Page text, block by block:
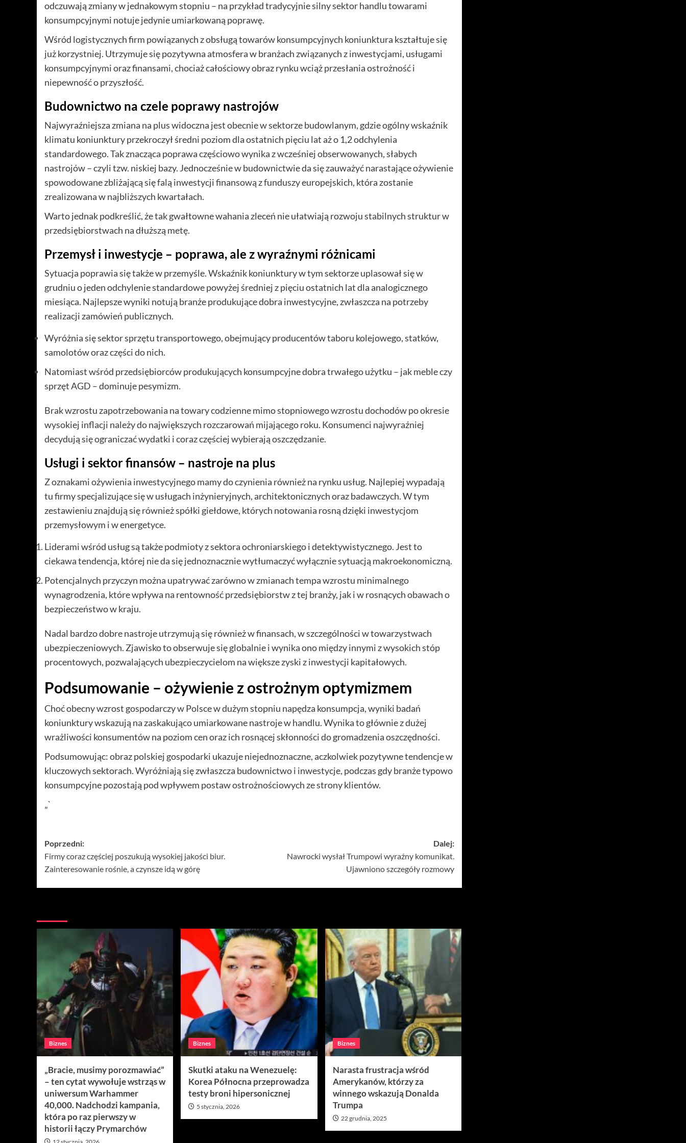
odczuwają zmiany w jednakowym stopniu – na przykład tradycyjnie silny sektor handlu towarami
konsumpcyjnymi notuje jedynie umiarkowaną poprawę.
Wśród logistycznych firm powiązanych z obsługą towarów konsumpcyjnych koniunktura kształtuje się
już korzystniej. Utrzymuje się pozytywna atmosfera w branżach związanych z inwestycjami, usługami
konsumpcyjnymi oraz finansami, chociaż całościowy obraz rynku wciąż przesłania ostrożność i
niepewność o przyszłość.
Budownictwo na czele poprawy nastrojów
Najwyraźniejsza zmiana na plus widoczna jest obecnie w sektorze budowlanym, gdzie ogólny wskaźnik
klimatu koniunktury przekroczył średni poziom dla ostatnich pięciu lat aż o 1,2 odchylenia
standardowego. Tak znacząca poprawa częściowo wynika z wcześniej obserwowanych, słabych
nastrojów – czyli tzw. niskiej bazy. Jednocześnie w budownictwie da się zauważyć narastające ożywienie
spowodowane zbliżającą się falą inwestycji finansową z funduszy europejskich, która zostanie
zrealizowana w najbliższych kwartałach.
Warto jednak podkreślić, że tak gwałtowne wahania zleceń nie ułatwiają rozwoju stabilnych struktur w
przedsiębiorstwach na dłuższą metę.
Przemysł i inwestycje – poprawa, ale z wyraźnymi różnicami
Sytuacja poprawia się także w przemyśle. Wskaźnik koniunktury w tym sektorze uplasował się w
grudniu o jeden odchylenie standardowe powyżej średniej z pięciu ostatnich lat dla analogicznego
miesiąca. Najlepsze wyniki notują branże produkujące dobra inwestycyjne, zwłaszcza na potrzeby
realizacji zamówień publicznych.
Wyróżnia się sektor sprzętu transportowego, obejmujący producentów taboru kolejowego, statków,
samolotów oraz części do nich.
Natomiast wśród przedsiębiorców produkujących konsumpcyjne dobra trwałego użytku – jak meble czy
sprzęt AGD – dominuje pesymizm.
Brak wzrostu zapotrzebowania na towary codzienne mimo stopniowego wzrostu dochodów po okresie
wysokiej inflacji należy do największych rozczarowań mijającego roku. Konsumenci najwyraźniej
decydują się ograniczać wydatki i coraz częściej wybierają oszczędzanie.
Usługi i sektor finansów – nastroje na plus
Z oznakami ożywienia inwestycyjnego mamy do czynienia również na rynku usług. Najlepiej wypadają
tu firmy specjalizujące się w usługach inżynieryjnych, architektonicznych oraz badawczych. W tym
zestawieniu znajdują się również spółki giełdowe, których notowania rosną dzięki inwestycjom
przemysłowym i w energetyce.
Liderami wśród usług są także podmioty z sektora ochroniarskiego i detektywistycznego. Jest to
ciekawa tendencja, której nie da się jednoznacznie wytłumaczyć wyłącznie sytuacją makroekonomiczną.
Potencjalnych przyczyn można upatrywać zarówno w zmianach tempa wzrostu minimalnego
wynagrodzenia, które wpływa na rentowność przedsiębiorstw z tej branży, jak i w rosnących obawach o
bezpieczeństwo w kraju.
Nadal bardzo dobre nastroje utrzymują się również w finansach, w szczególności w towarzystwach
ubezpieczeniowych. Zjawisko to obserwuje się globalnie i wynika ono między innymi z wysokich stóp
procentowych, pozwalających ubezpieczycielom na większe zyski z inwestycji kapitałowych.
Podsumowanie – ożywienie z ostrożnym optymizmem
Choć obecny wzrost gospodarczy w Polsce w dużym stopniu napędza konsumpcja, wyniki badań
koniunktury wskazują na zaskakująco umiarkowane nastroje w handlu. Wynika to głównie z dużej
wrażliwości konsumentów na poziom cen oraz ich rosnącej skłonności do gromadzenia oszczędności.
Podsumowując: obraz polskiej gospodarki ukazuje niejednoznaczne, aczkolwiek pozytywne tendencje w
kluczowych sektorach. Wyróżniają się zwłaszcza budownictwo i inwestycje, podczas gdy branże typowo
konsumpcyjne pozostają pod wpływem postaw ostrożnościowych ze strony klientów.
„`
Zobacz
wpisy
Poprzedni:
Firmy coraz częściej poszukują wysokiej jakości biur.
Zainteresowanie rośnie, a czynsze idą w górę
Dalej:
Nawrocki wysłał Trumpowi wyraźny komunikat.
Ujawniono szczegóły rozmowy
Biznes
„Bracie, musimy porozmawiać”
– ten cytat wywołuje wstrząs w
uniwersum Warhammer
40,000. Nadchodzi kampania,
która po raz pierwszy w
historii łączy Prymarchów
Biznes
Skutki ataku na Wenezuelę:
Korea Północna przeprowadza
testy broni hipersonicznej
5 stycznia, 2026
Biznes
Narasta frustracja wśród
Amerykanów, którzy za
winnego wskazują Donalda
Trumpa
22 grudnia, 2025